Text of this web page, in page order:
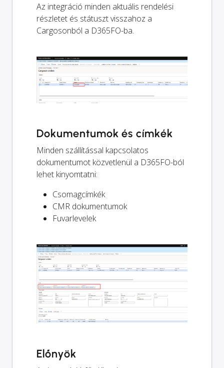
Az integráció minden aktuális rendelési
részletet és státuszt visszahoz a
Cargosonból a D365FO-ba.
Dokumentumok és címkék
Minden szállítással kapcsolatos
dokumentumot közvetlenül a D365FO-ból
lehet kinyomtatni:
Csomagcímkék
CMR dokumentumok
Fuvarlevelek
Előnyök